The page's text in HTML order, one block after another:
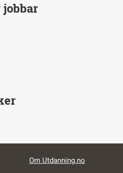
Footer links
Om Utdanning.no